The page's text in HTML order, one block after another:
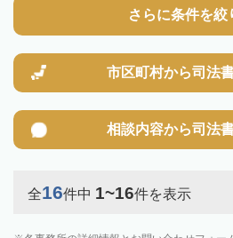
さらに条件を絞
市区町村から司法
相談内容から司法
全16件中 1~16件を表示